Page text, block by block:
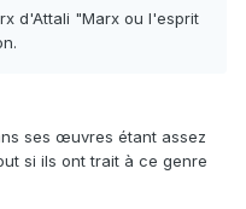
d'Attali "Marx ou l'esprit
ses œuvres étant assez
si ils ont trait à ce genre